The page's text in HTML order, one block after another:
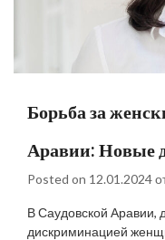
Борьба за
Аравии: Новые
Posted on 12.01.2024
В Саудовской Аравии,
дискриминацией